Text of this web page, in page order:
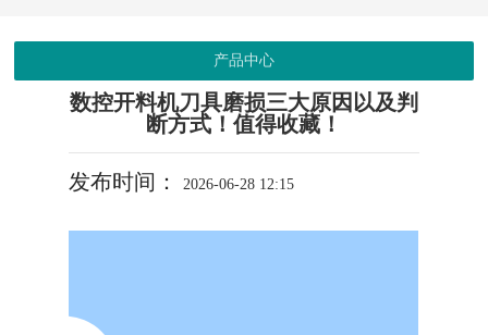
产品中心
数控开料机刀具磨损三大原因以及判
断方式！值得收藏！
发布时间： 2026-06-28 12:15